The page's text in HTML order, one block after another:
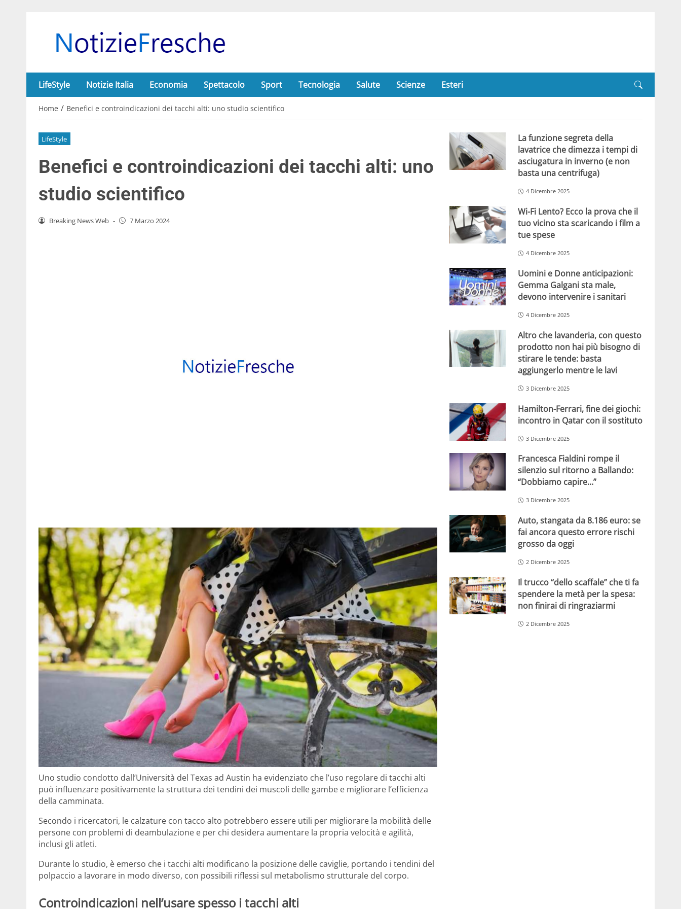
LifeStyle Notizie Italia Economia Spettacolo Sport Tecnologia Salute Scienze Esteri
Home / Benefici e controindicazioni dei tacchi alti: uno studio scientifico
LifeStyle
Benefici e controindicazioni dei tacchi alti: uno
studio scientifico
Breaking News Web - 7 Marzo 2024
Uno studio condotto dall’Università del Texas ad Austin ha evidenziato che l’uso regolare di tacchi alti
può influenzare positivamente la struttura dei tendini dei muscoli delle gambe e migliorare l’efficienza
della camminata.
Secondo i ricercatori, le calzature con tacco alto potrebbero essere utili per migliorare la mobilità delle
persone con problemi di deambulazione e per chi desidera aumentare la propria velocità e agilità,
inclusi gli atleti.
Durante lo studio, è emerso che i tacchi alti modificano la posizione delle caviglie, portando i tendini del
polpaccio a lavorare in modo diverso, con possibili riflessi sul metabolismo strutturale del corpo.
Controindicazioni nell’usare spesso i tacchi alti
La funzione segreta della
lavatrice che dimezza i tempi di
asciugatura in inverno (e non
basta una centrifuga)
4 Dicembre 2025
Wi-Fi Lento? Ecco la prova che il
tuo vicino sta scaricando i film a
tue spese
4 Dicembre 2025
Uomini e Donne anticipazioni:
Gemma Galgani sta male,
devono intervenire i sanitari
4 Dicembre 2025
Altro che lavanderia, con questo
prodotto non hai più bisogno di
stirare le tende: basta
aggiungerlo mentre le lavi
3 Dicembre 2025
Hamilton-Ferrari, fine dei giochi:
incontro in Qatar con il sostituto
3 Dicembre 2025
Francesca Fialdini rompe il
silenzio sul ritorno a Ballando:
“Dobbiamo capire…”
3 Dicembre 2025
Auto, stangata da 8.186 euro: se
fai ancora questo errore rischi
grosso da oggi
2 Dicembre 2025
Il trucco “dello scaffale” che ti fa
spendere la metà per la spesa:
non finirai di ringraziarmi
2 Dicembre 2025